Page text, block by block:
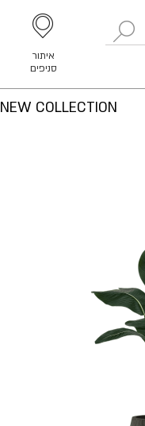
איתור
סניפים
NEW COLLECTION